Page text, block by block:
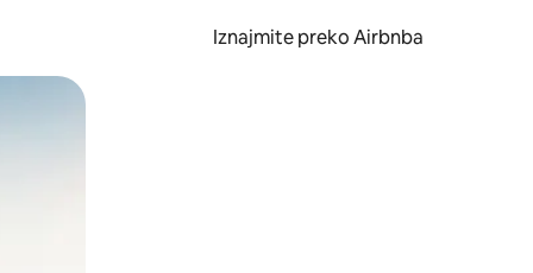
Iznajmite preko Airbnba